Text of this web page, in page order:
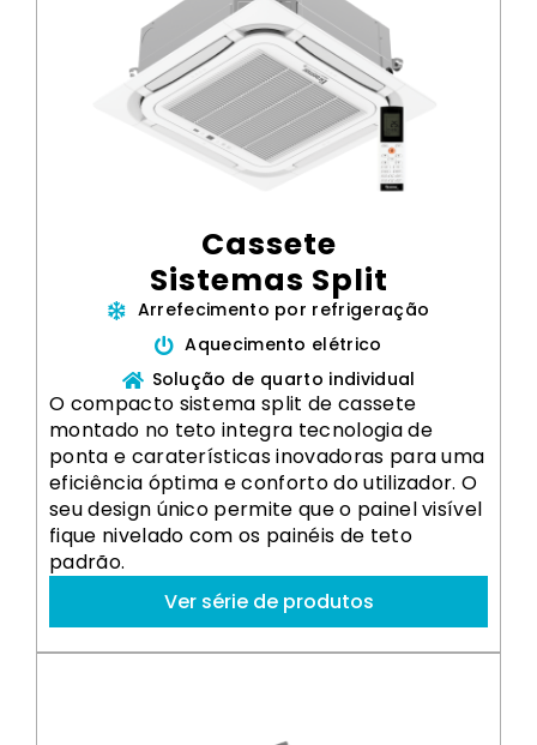
Cassete
Sistemas Split
Arrefecimento por refrigeração
Aquecimento elétrico
Solução de quarto individual
O compacto sistema split de cassete
montado no teto integra tecnologia de
ponta e caraterísticas inovadoras para uma
eficiência óptima e conforto do utilizador. O
seu design único permite que o painel visível
fique nivelado com os painéis de teto
padrão.
Ver série de produtos